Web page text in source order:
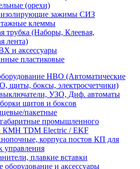
(орехи)
изолирующие зажимы СИЗ
клеммы
трубка (Наборы, Клеевая,
лента)
и аксессуары
пластиковые
НВО (Автоматические
щиты, боксы, электросчетчики)
УЗО, Диф. автоматы
щитов и боксов
пакетные
промышленного
КМН TDM Electric / EKF
корпуса постов КП для
управления
плавкие вставки
оборудование и аксессуары